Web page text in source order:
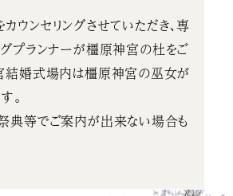
ウンセリングさせていただき、専
プランナーが橿原神宮の杜をご
結婚式場内は橿原神宮の巫女が
。
等でご案内が出来ない場合も